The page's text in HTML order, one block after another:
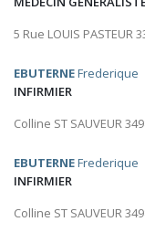
5 Rue LOUIS PASTEUR
EBUTERNEFrederique
INFIRMIER
Colline ST SAUVEUR
EBUTERNEFrederique
INFIRMIER
Colline ST SAUVEUR